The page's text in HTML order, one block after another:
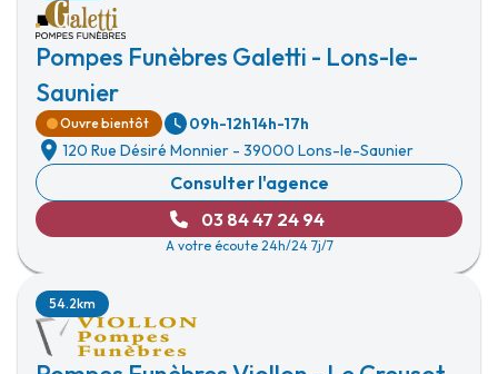
Pompes Funèbres Galetti - Lons-le-
Saunier
Ouvre bientôt 09h-12h14h-17h
120 Rue Désiré Monnier - 39000 Lons-le-Saunier
Consulter l'agence
03 84 47 24 94
A votre écoute 24h/24 7j/7
54.2km